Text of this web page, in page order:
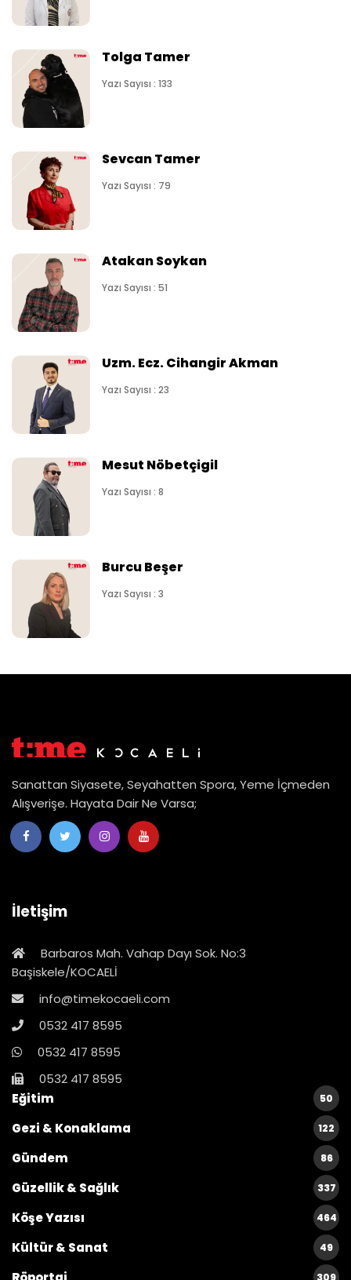
Tolga Tamer
Yazı Sayısı : 133
Sevcan Tamer
Yazı Sayısı : 79
Atakan Soykan
Yazı Sayısı : 51
Uzm. Ecz. Cihangir Akman
Yazı Sayısı : 23
Mesut Nöbetçigil
Yazı Sayısı : 8
Burcu Beşer
Yazı Sayısı : 3
Sanattan Siyasete, Seyahatten Spora, Yeme İçmeden
Alışverişe. Hayata Dair Ne Varsa;
İletişim
Barbaros Mah. Vahap Dayı Sok. No:3
Başiskele/KOCAELİ
info@timekocaeli.com
0532 417 8595
0532 417 8595
0532 417 8595
Eğitim
50
Gezi & Konaklama 122
Gündem 86
Güzellik & Sağlık 337
Köşe Yazısı 464
Kültür & Sanat 49